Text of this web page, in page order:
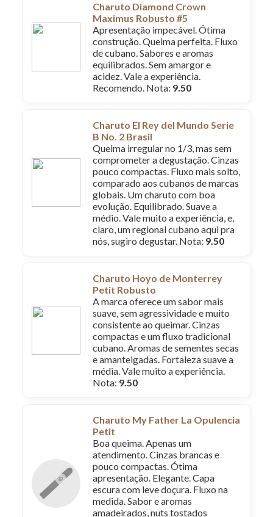
Charuto Diamond Crown
Maximus Robusto #5
Apresentação impecável. Ótima
construção. Queima perfeita. Fluxo
de cubano. Sabores e aromas
equilibrados. Sem amargor e
acidez. Vale a experiência.
Recomendo. Nota: 9.50
Charuto El Rey del Mundo Serie
B No. 2 Brasil
Queima irregular no 1/3, mas sem
comprometer a degustação. Cinzas
pouco compactas. Fluxo mais solto,
comparado aos cubanos de marcas
globais. Um charuto com boa
evolução. Equilibrado. Suave a
médio. Vale muito a experiência, e,
claro, um regional cubano aqui pra
nós, sugiro degustar. Nota: 9.50
Charuto Hoyo de Monterrey
Petit Robusto
A marca oferece um sabor mais
suave, sem agressividade e muito
consistente ao queimar. Cinzas
compactas e um fluxo tradicional
cubano. Aromas de sementes secas
e amanteigadas. Fortaleza suave a
média. Vale muito a experiência.
Nota: 9.50
Charuto My Father La Opulencia
Petit
Boa queima. Apenas um
atendimento. Cinzas brancas e
pouco compactas. Ótima
apresentação. Elegante. Capa
escura com leve doçura. Fluxo na
medida. Sabor e aromas
amadeirados, nuts tostados